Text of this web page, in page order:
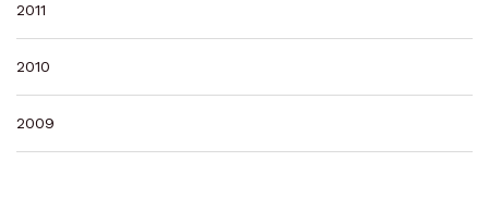
2011
2010
2009